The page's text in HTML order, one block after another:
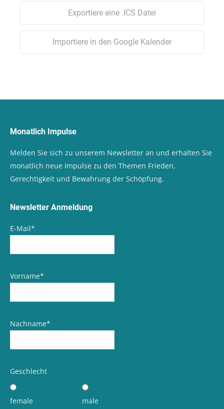
Exportiere eine .ICS Datei
Importiere in den Google Kalender
Monatlich Impulse
Melden Sie sich zu unserem Newsletter an und erhalten Sie
monatlich neue Impulse zu den Themen Frieden,
Gerechtigkeit und Bewahrung der Schöpfung.
Newsletter Anmeldung
E-Mail*
Vorname*
Nachname*
Geschlecht
female male